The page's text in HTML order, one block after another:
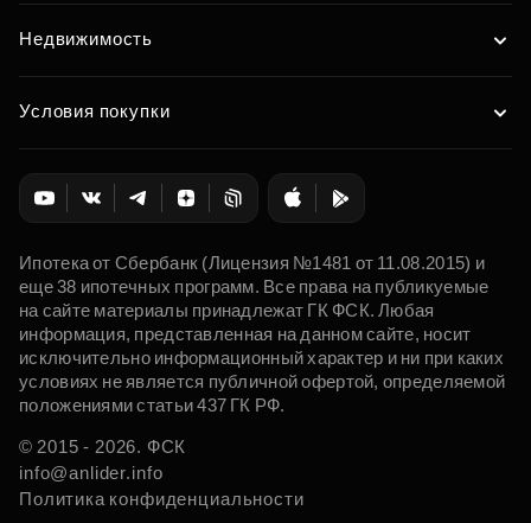
Недвижимость
Условия покупки
Ипотека от Сбербанк (Лицензия №1481 от 11.08.2015) и
еще 38 ипотечных программ. Все права на публикуемые
на сайте материалы принадлежат ГК ФСК. Любая
информация, представленная на данном сайте, носит
исключительно информационный характер и ни при каких
условиях не является публичной офертой, определяемой
положениями статьи 437 ГК РФ.
© 2015 - 2026. ФСК
info@anlider.info
Политика конфиденциальности